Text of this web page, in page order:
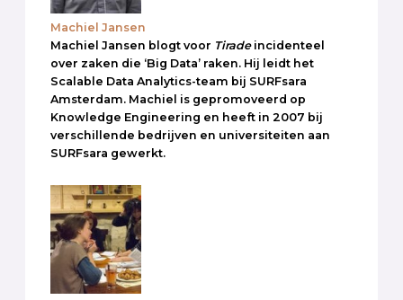
Machiel Jansen
Machiel Jansen blogt voor Tiradeincidenteel
over zaken die ‘Big Data’ raken. Hij leidt het
Scalable Data Analytics-team bij SURFsara
Amsterdam. Machiel is gepromoveerd op
Knowledge Engineering en heeft in 2007 bij
verschillende bedrijven en universiteiten aan
SURFsara gewerkt.